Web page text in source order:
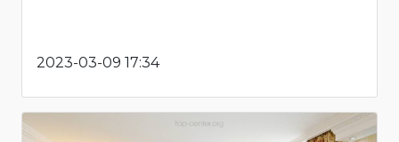
2023-03-09 17:34